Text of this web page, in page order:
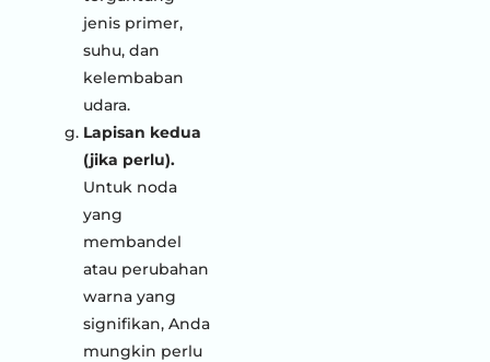
jenis primer,
suhu, dan
kelembaban
udara.
Lapisan kedua
(jika perlu).
Untuk noda
yang
membandel
atau perubahan
warna yang
signifikan, Anda
mungkin perlu